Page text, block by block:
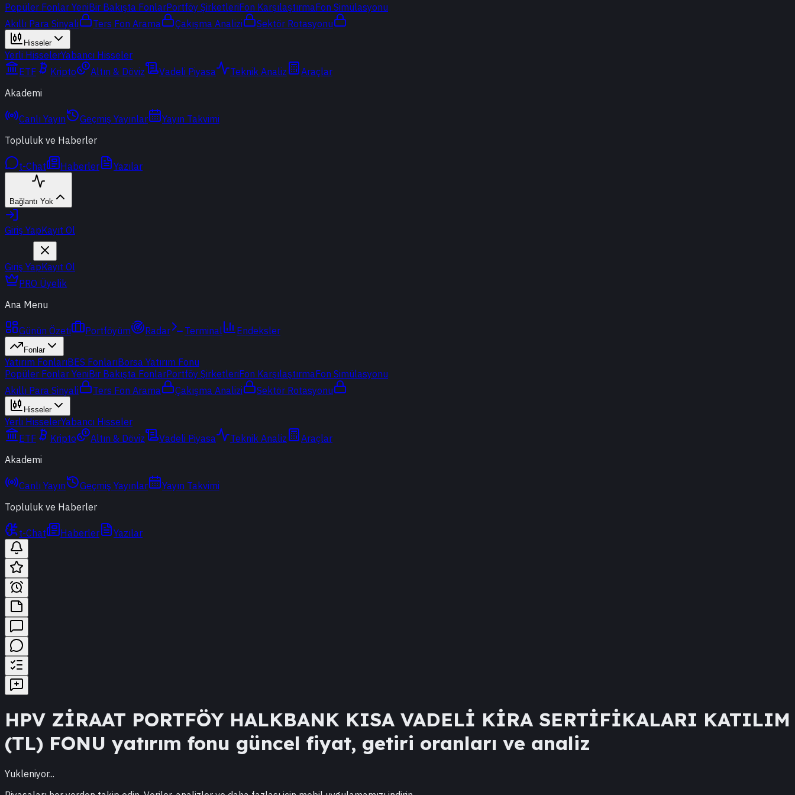
Popüler Fonlar YeniBir Bakışta FonlarPortföy ŞirketleriFon KarşılaştırmaFon Simülasyonu
Akıllı Para Sinyali
Ters Fon Arama Çakışma Analizi Sektör Rotasyonu
Hisseler
Yerli HisselerYabancı Hisseler
ETF
Kripto Altın & Döviz Vadeli Piyasa Teknik Analiz
Araçlar
Akademi
Canlı Yayın Geçmiş Yayınlar
Yayın Takvimi
Topluluk ve Haberler
t-Chat Haberler Yazılar
Bağlantı Yok
Giriş YapKayıt Ol
Giriş YapKayıt Ol
PRO Üyelik
Ana Menu
Günün Özeti Portföyüm Radar Terminal Endeksler
Fonlar
Yatırım FonlarıBES FonlarıBorsa Yatırım Fonu
Popüler Fonlar YeniBir Bakışta FonlarPortföy ŞirketleriFon KarşılaştırmaFon Simülasyonu
Akıllı Para Sinyali
Ters Fon Arama Çakışma Analizi Sektör Rotasyonu
Hisseler
Yerli HisselerYabancı Hisseler
ETF
Kripto Altın & Döviz Vadeli Piyasa Teknik Analiz
Araçlar
Akademi
Canlı Yayın Geçmiş Yayınlar
Yayın Takvimi
Topluluk ve Haberler
t-Chat Haberler Yazılar
HPV ZİRAAT PORTFÖY HALKBANK KISA VADELİ KİRA SERTİFİKALARI KATILIM
(TL) FONU yatırım fonu güncel fiyat, getiri oranları ve analiz
Yukleniyor...